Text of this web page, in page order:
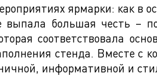
ярмарки: как в
выпала большая честь –
соответствовала
стенда. Вместе с
информативной и